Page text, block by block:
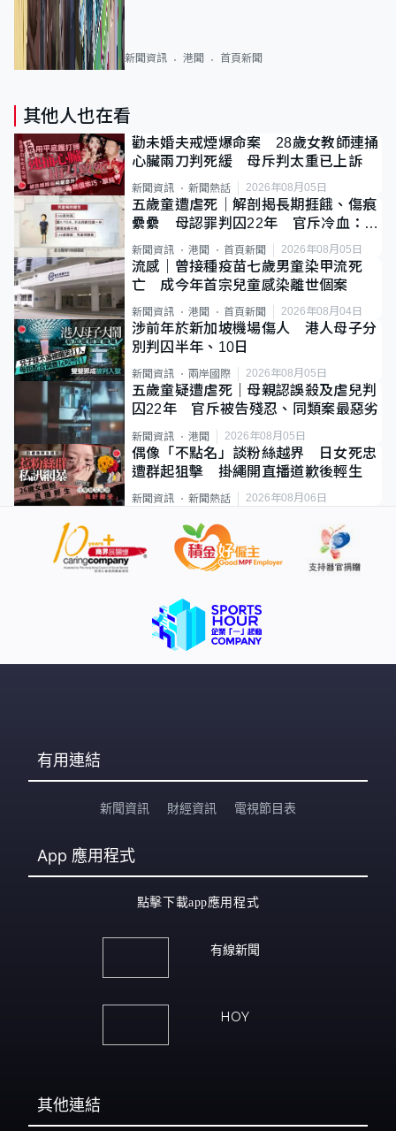
新聞資訊 港聞 首頁新聞
其他人也在看
勸未婚夫戒煙爆命案 28歲女教師連捅
心臟兩刀判死緩 母斥判太重已上訴
新聞資訊 新聞熱話 2026年08月05日
五歲童遭虐死｜解剖揭長期捱餓、傷痕
纍纍 母認罪判囚22年 官斥冷血：同
類案最惡劣
新聞資訊 港聞 首頁新聞 2026年08月05日
流感｜曾接種疫苗七歲男童染甲流死
亡 成今年首宗兒童感染離世個案
新聞資訊 港聞 首頁新聞 2026年08月04日
涉前年於新加坡機場傷人 港人母子分
別判囚半年、10日
新聞資訊 兩岸國際 2026年08月05日
五歲童疑遭虐死｜母親認誤殺及虐兒判
囚22年 官斥被告殘忍、同類案最惡劣
新聞資訊 港聞 2026年08月05日
偶像「不點名」談粉絲越界 日女死忠
遭群起狙擊 掛繩開直播道歉後輕生
新聞資訊 新聞熱話 2026年08月06日
有用連結
新聞資訊 財經資訊 電視節目表
App 應用程式
點擊下載app應用程式
有線新聞
HOY
其他連結